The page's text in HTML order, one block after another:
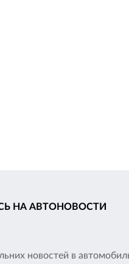
НА АВТОНОВОСТИ
новостей в